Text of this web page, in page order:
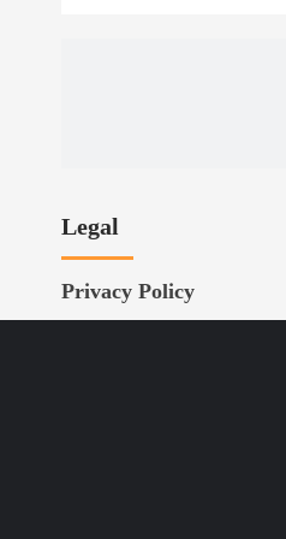
Legal
Privacy Policy